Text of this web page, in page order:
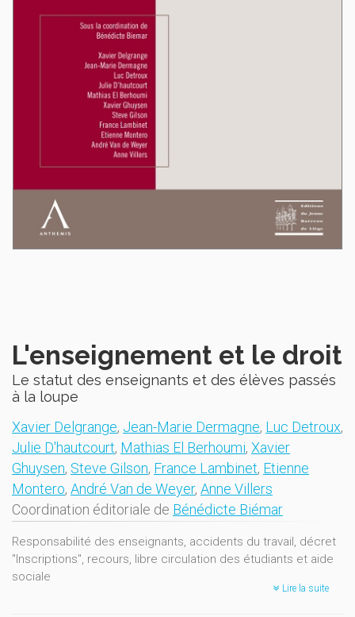
L'enseignement et le droit
Le statut des enseignants et des élèves passés
à la loupe
Xavier Delgrange, Jean-Marie Dermagne, Luc Detroux,
Julie D'hautcourt, Mathias El Berhoumi, Xavier
Ghuysen, Steve Gilson, France Lambinet, Etienne
Montero, André Van de Weyer, Anne Villers
Coordination éditoriale de Bénédicte Biémar
Responsabilité des enseignants, accidents du travail, décret
"Inscriptions", recours, libre circulation des étudiants et aide
sociale
Lire la suite